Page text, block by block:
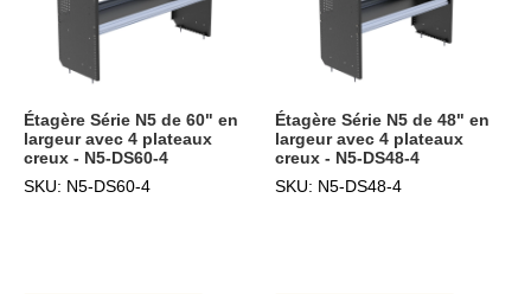
Étagère Série N5 de 60" en
largeur avec 4 plateaux
creux - N5-DS60-4
SKU: N5-DS60-4
Étagère Série N5 de 48" en
largeur avec 4 plateaux
creux - N5-DS48-4
SKU: N5-DS48-4